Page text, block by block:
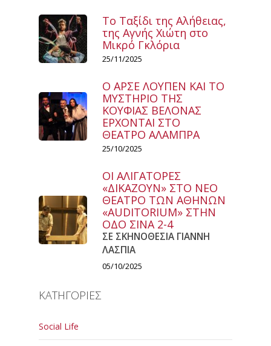
Το Ταξίδι της Αλήθειας,
της Αγνής Χιώτη στο
Μικρό Γκλόρια
25/11/2025
Ο ΑΡΣΕ ΛΟΥΠΕΝ ΚΑΙ ΤΟ
ΜΥΣΤΗΡΙΟ ΤΗΣ
ΚΟΥΦΙΑΣ ΒΕΛΟΝΑΣ
ΕΡΧΟΝΤΑΙ ΣΤΟ
ΘΕΑΤΡΟ ΑΛΑΜΠΡΑ
25/10/2025
ΟΙ ΑΛΙΓΑΤΟΡΕΣ
«ΔΙΚΑΖΟΥΝ» ΣΤΟ ΝΕΟ
ΘΕΑΤΡΟ ΤΩΝ ΑΘΗΝΩΝ
«AUDITORIUM» ΣΤΗΝ
ΟΔΟ ΣΙΝΑ 2-4
ΣΕ ΣΚΗΝΟΘΕΣΙΑ ΓΙΑΝΝΗ
ΛΑΣΠΙΑ
05/10/2025
ΚΑΤΗΓΟΡΙΕΣ
Social Life